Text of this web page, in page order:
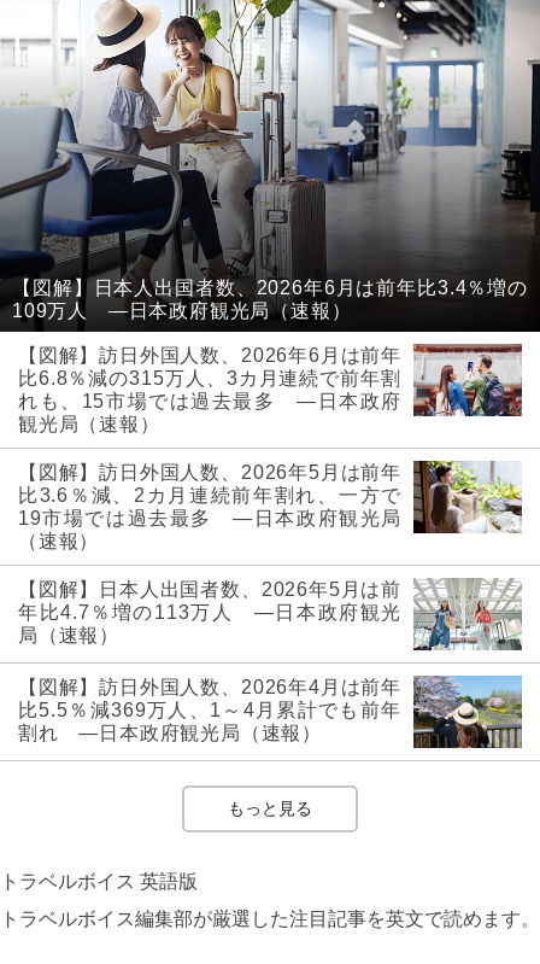
【図解】日本人出国者数、2026年6月は前年比3.4％増の
109万人 ―日本政府観光局（速報）
【図解】訪日外国人数、2026年6月は前年
比6.8％減の315万人、3カ月連続で前年割
れも、15市場では過去最多 ―日本政府
観光局（速報）
【図解】訪日外国人数、2026年5月は前年
比3.6％減、2カ月連続前年割れ、一方で
19市場では過去最多 ―日本政府観光局
（速報）
【図解】日本人出国者数、2026年5月は前
年比4.7％増の113万人 ―日本政府観光
局（速報）
【図解】訪日外国人数、2026年4月は前年
比5.5％減369万人、1～4月累計でも前年
割れ ―日本政府観光局（速報）
もっと見る
トラベルボイス 英語版
トラベルボイス編集部が厳選した注目記事を英文で読めます。